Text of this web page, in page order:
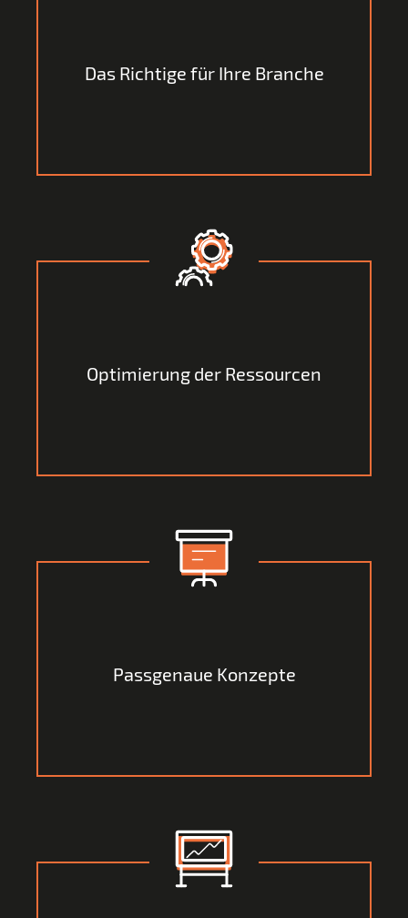
Das Richtige für Ihre Branche
Strategie für Ihr Unternehmen, von der Sie auch
Optimierung der Ressourcen
ganzheitlich auszuschöpfen.
Passgenaue Konzepte
optimale Strategie in Richtung Zukunft fahren können.